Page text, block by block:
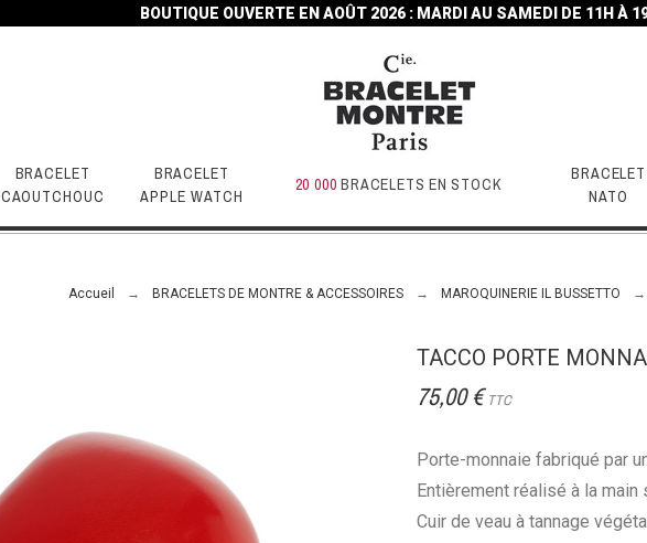
BOUTIQUE OUVERTE EN AOÛT 2026 : MARDI AU SAMEDI DE 11H À
20 000 BRACELETS EN STOCK
BRACELET
CAOUTCHOUC
BRACELET
APPLE WATCH
BRACELET
NATO
Accueil BRACELETS DE MONTRE & ACCESSOIRES MAROQUINERIE IL BUSSETTO
TACCO PORTE
75,00 € TTC
Porte-monnaie fabriqué par
Entièrement réalisé à la main
Cuir de veau à tannage